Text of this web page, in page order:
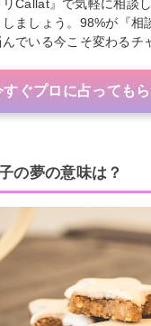
リCallat』で気軽に相談
ましょう。98%が『相
でいる今こそ変わるチ
すぐプロに占ってもら
の夢の意味は？